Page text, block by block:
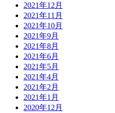
2021年12月
2021年11月
2021年10月
2021年9月
2021年8月
2021年6月
2021年5月
2021年4月
2021年2月
2021年1月
2020年12月